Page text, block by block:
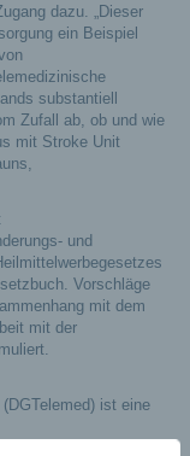
dazu. „Dieser
ein Beispiel
substantiell
Zufall ab, ob und wie
mit Stroke Unit
und
Vorschläge
mit dem
mit der
ist eine